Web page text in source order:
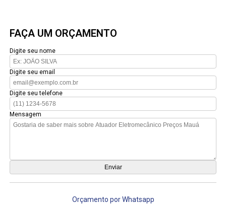
FAÇA UM ORÇAMENTO
Digite seu nome
Digite seu email
Digite seu telefone
Mensagem
Orçamento por Whatsapp